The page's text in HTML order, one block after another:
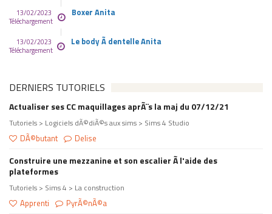
13/02/2023
Téléchargement
Boxer Anita
13/02/2023
Téléchargement
Le body Ã dentelle Anita
DERNIERS TUTORIELS
Actualiser ses CC maquillages aprÃ¨s la maj du 07/12/21
Tutoriels > Logiciels dÃ©diÃ©s aux sims > Sims 4 Studio
DÃ©butant Delise
Construire une mezzanine et son escalier Ã l'aide des
plateformes
Tutoriels > Sims 4 > La construction
Apprenti PyrÃ©nÃ©a